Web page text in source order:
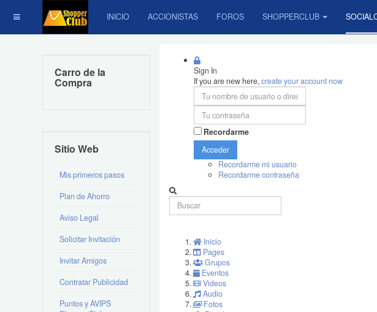
INICIO ACCIONISTAS FOROS SHOPPERCLUB
Sign In
If you are new here,create your account now
Recordarme
Acceder
Recordarme mi usuario
Recordarme contraseña
Inicio
Pages
Grupos
Eventos
Videos
Audio
Fotos
Carro de la
Compra
Sitio Web
Mis primeros pasos
Plan de Ahorro
Aviso Legal
Solicitar Invitación
Invitar Amigos
Contratar Publicidad
Puntos y AVIPS